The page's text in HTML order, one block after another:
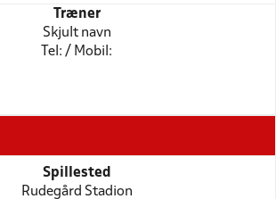
Træner
Skjult navn
Tel: / Mobil:
Spillested
Rudegård Stadion